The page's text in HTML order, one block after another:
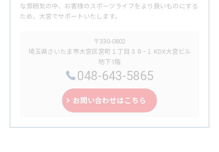
な雰囲気の中、お客様のスポーツライフをより良いものにする
ため、大宮でサポートいたします。
〒330-0802
埼玉県さいたま市大宮区宮町１丁目３８−１ KDX大宮ビル
地下1階
048-643-5865
お問い合わせはこちら